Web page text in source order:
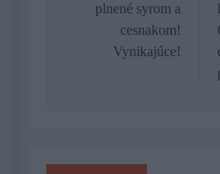
plnené syrom a
cesnakom!
Vynikajúce!